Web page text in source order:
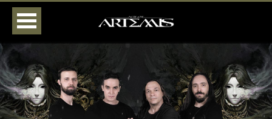
HOME
AGENDA
BIOGRAFIA